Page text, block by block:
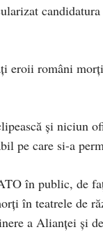
eroii români
și niciun
pe care si-a
în public, de
în teatrele de
a Alianței și